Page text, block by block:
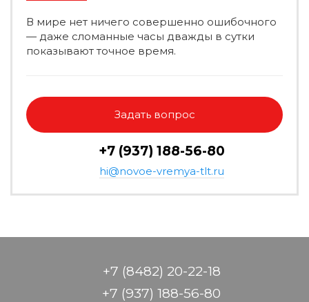
В мире нет ничего совершенно ошибочного
— даже сломанные часы дважды в сутки
показывают точное время.
Задать вопрос
+7 (937) 188-56-80
hi@novoe-vremya-tlt.ru
+7 (8482) 20-22-18
+7 (937) 188-56-80